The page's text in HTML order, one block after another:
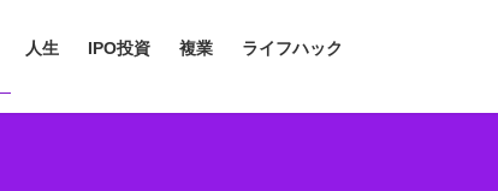
人生 IPO投資 複業 ライフハック